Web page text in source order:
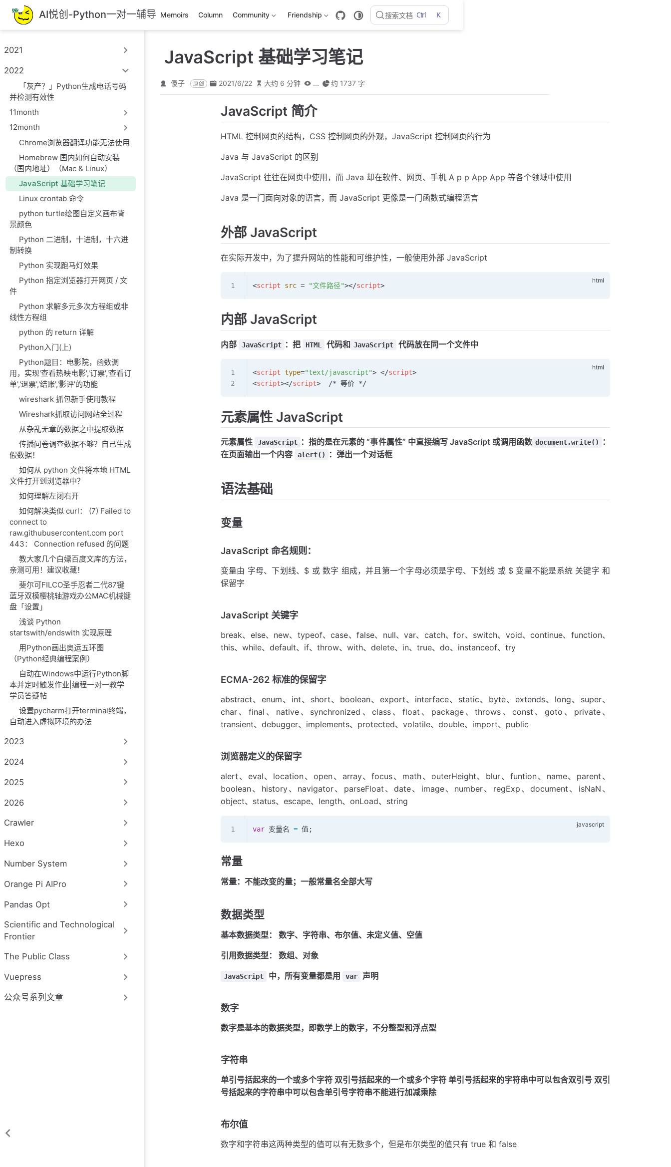
跳
至
主
內
AI悦创-Python一对一辅导 Memoirs Column Community Friendship 搜索文档 Ctrl K
2021
2022
「灰产？」Python生成电话号码
并检测有效性
11month
12month
Chrome浏览器翻译功能无法使用
Homebrew 国内如何自动安装
（国内地址）（Mac & Linux）
JavaScript 基础学习笔记
Linux crontab 命令
python turtle绘图自定义画布背
景颜色
Python 二进制，十进制，十六进
制转换
Python 实现跑马灯效果
Python 指定浏览器打开网页 / 文
件
Python 求解多元多次方程组或非
线性方程组
python 的 return 详解
Python入门(上)
Python题目：电影院，函数调
用，实现'查看热映电影','订票','查看订
单','退票','结账','影评'的功能
wireshark 抓包新手使用教程
Wireshark抓取访问网站全过程
从杂乱无章的数据之中提取数据
传播问卷调查数据不够？自己生成
假数据！
如何从 python 文件将本地 HTML
文件打开到浏览器中？
如何理解左闭右开
如何解决类似 curl： (7) Failed to
connect to
raw.githubusercontent.com port
443： Connection refused 的问题
教大家几个白嫖百度文库的方法，
亲测可用！建议收藏！
斐尔可FILCO圣手忍者二代87键
蓝牙双模樱桃轴游戏办公MAC机械键
盘「设置」
浅谈 Python
startswith/endswith 实现原理
用Python画出奥运五环图
（Python经典编程案例）
自动在Windows中运行Python脚
本并定时触发作业|编程一对一教学
学员答疑帖
设置pycharm打开terminal终端，
自动进入虚拟环境的办法
2023
2024
2025
2026
Crawler
Hexo
Number System
Orange Pi AIPro
Pandas Opt
Scientific and Technological
Frontier
The Public Class
Vuepress
公众号系列文章
JavaScript 基础学习笔记
傻子 原创 2021/6/22 大约 6 分钟 ... 约 1737 字
JavaScript 简介
HTML 控制网页的结构，CSS 控制网页的外观，JavaScript 控制网页的行为
Java 与 JavaScript 的区别
JavaScript 往往在网页中使用，而 Java 却在软件、网页、手机 A p p App App 等各个领域中使用
Java 是一门面向对象的语言，而 JavaScript 更像是一门函数式编程语言
外部 JavaScript
在实际开发中，为了提升网站的性能和可维护性，一般使用外部 JavaScript
<script src = "文件路径"></script>
内部 JavaScript
内部 JavaScript ：把 HTML 代码和 JavaScript 代码放在同一个文件中
<script type="text/javascript"> </script>
<script></script>  /* 等价 */
元素属性 JavaScript
元素属性 JavaScript ：指的是在元素的 “事件属性” 中直接编写 JavaScript 或调用函数 document.write()
：
在页面输出一个内容
alert() ：弹出一个对话框
语法基础
变量
JavaScript 命名规则：
变量由 字母、下划线、$ 或 数字 组成，并且第一个字母必须是字母、下划线 或 $ 变量不能是系统 关键字 和
保留字
JavaScript 关键字
break、else、new、typeof、case、false、null、var、catch、for、switch、void、continue、function、
this、while、default、if、throw、with、delete、in、true、do、instanceof、try
ECMA-262 标准的保留字
abstract、enum、int、short、boolean、export、interface、static、byte、extends、long、super、
char、final、native、synchronized、class、float、package、throws、const、goto、private、
transient、debugger、implements、protected、volatile、double、import、public
浏览器定义的保留字
alert、eval、location、open、array、focus、math、outerHeight、blur、funtion、name、parent、
boolean、history、navigator、parseFloat、date、image、number、regExp、document、isNaN、
object、status、escape、length、onLoad、string
var 变量名 = 值 ;
常量
常量：不能改变的量；一般常量名全部大写
数据类型
基本数据类型： 数字、字符串、布尔值、未定义值、空值
引用数据类型： 数组、对象
JavaScript 中，所有变量都是用 var 声明
数字
数字是基本的数据类型，即数学上的数字，不分整型和浮点型
字符串
单引号括起来的一个或多个字符 双引号括起来的一个或多个字符 单引号括起来的字符串中可以包含双引号 双引
号括起来的字符串中可以包含单引号字符串不能进行加减乘除
布尔值
数字和字符串这两种类型的值可以有无数多个，但是布尔类型的值只有 true 和 false